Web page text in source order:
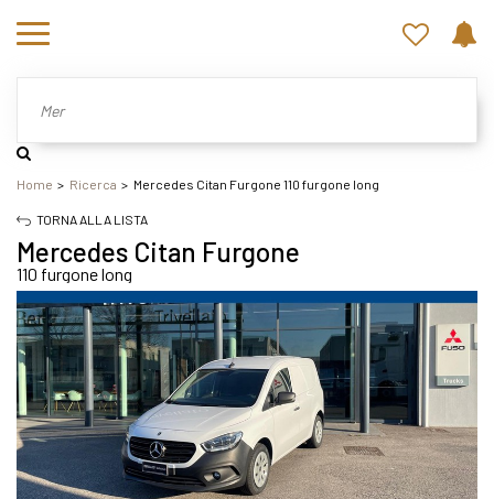
Home Ricerca Mercedes Citan Furgone 110 furgone long
TORNA ALLA LISTA
Mercedes Citan Furgone
110 furgone long